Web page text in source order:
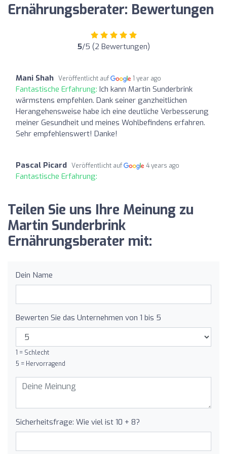
Ernährungsberater: Bewertungen
5/5 (2 Bewertungen)
Mani Shah Veröffentlicht auf 1 year ago
Fantastische Erfahrung: Ich kann Martin Sunderbrink
wärmstens empfehlen. Dank seiner ganzheitlichen
Herangehensweise habe ich eine deutliche Verbesserung
meiner Gesundheit und meines Wohlbefindens erfahren.
Sehr empfehlenswert! Danke!
Pascal Picard Veröffentlicht auf 4 years ago
Fantastische Erfahrung:
Teilen Sie uns Ihre Meinung zu
Martin Sunderbrink
Ernährungsberater mit:
Dein Name
Bewerten Sie das Unternehmen von 1 bis 5
1 = Schlecht
5 = Hervorragend
Sicherheitsfrage: Wie viel ist 10 + 8?